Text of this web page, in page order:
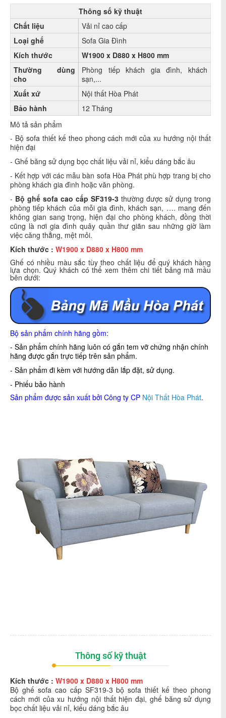
Thông số kỹ thuật
Chất liệu
Vải nỉ cao cấp
Loại ghế
Sofa Gia Đình
Kích thước
W1900 x D880 x H800 mm
Thường dùng
cho
Phòng tiếp khách gia đình, khách
sạn,...
Xuất xứ
Nội thất Hòa Phát
Bảo hành
12 Tháng
Mô tả sản phẩm
- Bộ sofa thiết kế theo phong cách mới của xu hướng nội thất
hiện đại
- Ghế băng sử dụng bọc chất liệu vải nỉ, kiểu dáng bắc âu
- Kết hợp với các mẫu bàn sofa Hòa Phát phù hợp trang bị cho
phòng khách gia đình hoặc văn phòng.
- Bộ ghế sofa cao cấp SF319-3 thường được sử dụng trong
phòng tiếp khách của mỗi gia đình, khách sạn, …. mang đến
không gian sang trọng, hiện đại cho phòng khách, đồng thời
cũng là nơi gia đình quây quần thư giãn sau những giờ làm
việc căng thẳng, mệt mỏi.
Kích thước : W1900 x D880 x H800 mm
Ghế có nhiều màu sắc tùy theo chất liệu để quý khách hàng
lựa chọn. Quý khách có thể xem thêm chi tiết bảng mã mầu
bên dưới:
Bộ sản phẩm chính hãng gồm:
- Sản phẩm chính hãng luôn có gắn tem vỡ chứng nhận chính
hãng được gắn trực tiếp trên sản phẩm.
- Sản phẩm đi kèm với hướng dẫn lắp đặt, sử dụng.
- Phiếu bảo hành
Sản phẩm được sản xuất bởi Công ty CP Nội Thất Hòa Phát.
Thông số kỹ thuật
Kích thước : W1900 x D880 x H800 mm
Bộ ghế sofa cao cấp SF319-3 bộ sofa thiết kế theo phong
cách mới của xu hướng nội thất hiện đại, ghế băng sử dụng
bọc chất liệu vải nỉ, kiểu dáng bắc âu